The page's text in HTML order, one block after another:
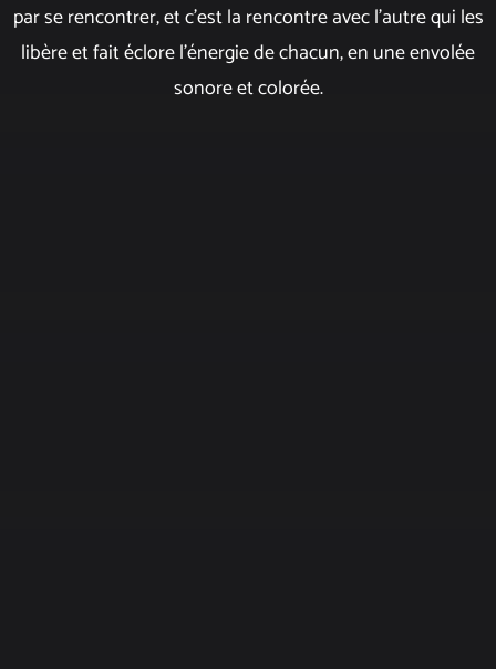
par se rencontrer, et c'est la rencontre avec l'autre qui les
libère et fait éclore l'énergie de chacun, en une envolée
sonore et colorée.